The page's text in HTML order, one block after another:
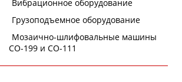
Вибрационное оборудование
Грузоподъемное оборудование
Мозаично-шлифовальные машины
СО-199 и СО-111